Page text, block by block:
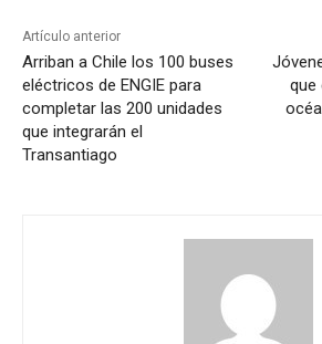
Artículo anterior
Arriban a Chile los 100 buses
eléctricos de ENGIE para
completar las 200 unidades
que integrarán el
Transantiago
que